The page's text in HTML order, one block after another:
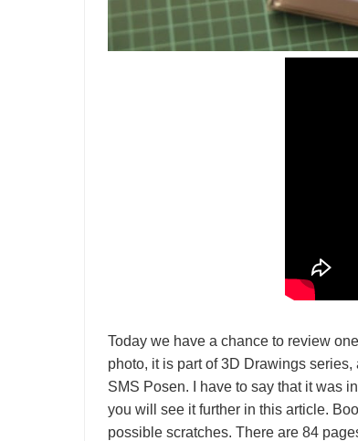
Today we have a chance to review
photo, it is part of 3D Drawings
SMS Posen. I have to say that it was
you will see it further in this article.
possible scratches. There are 84